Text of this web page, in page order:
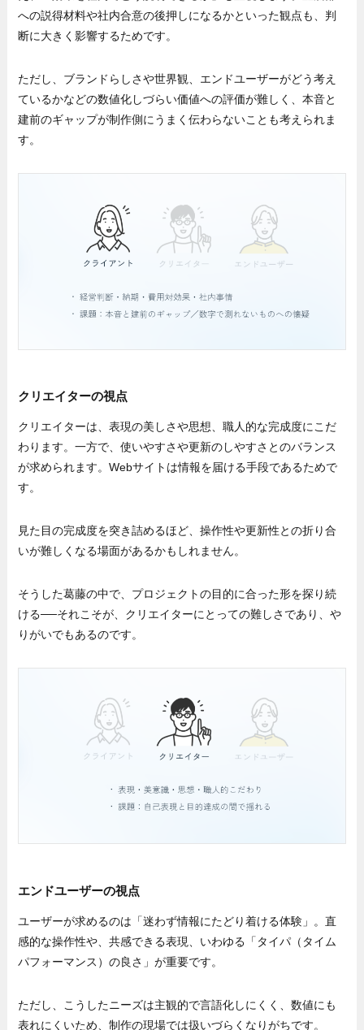
への説得材料や社内合意の後押しになるかといった観点も、判
断に大きく影響するためです。
ただし、ブランドらしさや世界観、エンドユーザーがどう考え
ているかなどの数値化しづらい価値への評価が難しく、本音と
建前のギャップが制作側にうまく伝わらないことも考えられま
す。
クリエイターの視点
クリエイターは、表現の美しさや思想、職人的な完成度にこだ
わります。一方で、使いやすさや更新のしやすさとのバランス
が求められます。Webサイトは情報を届ける手段であるためで
す。
見た目の完成度を突き詰めるほど、操作性や更新性との折り合
いが難しくなる場面があるかもしれません。
そうした葛藤の中で、プロジェクトの目的に合った形を探り続
ける──それこそが、クリエイターにとっての難しさであり、や
りがいでもあるのです。
エンドユーザーの視点
ユーザーが求めるのは「迷わず情報にたどり着ける体験」。直
感的な操作性や、共感できる表現、いわゆる「タイパ（タイム
パフォーマンス）の良さ」が重要です。
ただし、こうしたニーズは主観的で言語化しにくく、数値にも
表れにくいため、制作の現場では扱いづらくなりがちです。